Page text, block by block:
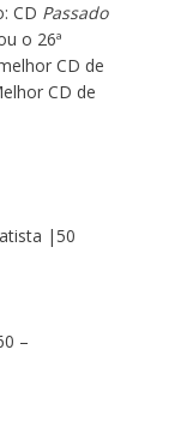
CD Passado
o 26ª
CD de
CD de
|50
–